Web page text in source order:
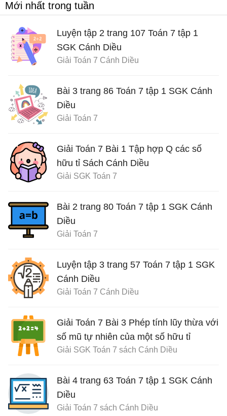
Mới nhất trong tuần
Luyện tập 2 trang 107 Toán 7 tập 1
SGK Cánh Diều
Giải Toán 7 Cánh Diều
Bài 3 trang 86 Toán 7 tập 1 SGK Cánh
Diều
Giải Toán 7
Giải Toán 7 Bài 1 Tập hợp Q các số
hữu tỉ Sách Cánh Diều
Giải SGK Toán 7
Bài 2 trang 80 Toán 7 tập 1 SGK Cánh
Diều
Giải Toán 7
Luyện tập 3 trang 57 Toán 7 tập 1 SGK
Cánh Diều
Giải Toán 7 Cánh Diều
Giải Toán 7 Bài 3 Phép tính lũy thừa với
số mũ tự nhiên của một số hữu tỉ
Giải SGK Toán 7 sách Cánh Diều
Bài 4 trang 63 Toán 7 tập 1 SGK Cánh
Diều
Giải Toán 7 sách Cánh Diều